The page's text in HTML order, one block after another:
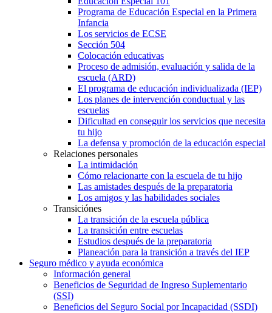
Programa de Educación Especial en la Primera
Infancia
Los servicios de ECSE
Sección 504
Colocación educativas
Proceso de admisión, evaluación y salida de la
escuela (ARD)
El programa de educación individualizada (IEP)
Los planes de intervención conductual y las
escuelas
Dificultad en conseguir los servicios que necesita
tu hijo
La defensa y promoción de la educación especial
Relaciones personales
La intimidación
Cómo relacionarte con la escuela de tu hijo
Las amistades después de la preparatoria
Los amigos y las habilidades sociales
Transiciónes
La transición de la escuela pública
La transición entre escuelas
Estudios después de la preparatoria
Planeación para la transición a través del IEP
Seguro médico y ayuda económica
Información general
Beneficios de Seguridad de Ingreso Suplementario
(SSI)
Beneficios del Seguro Social por Incapacidad (SSDI)